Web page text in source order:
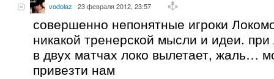
vodolaz 23 февраля 2012, 23:57
совершенно непонятные игроки
никакой тренерской мысли и идеи.
в двух матчах локо вылетает, жаль…
привезти нам